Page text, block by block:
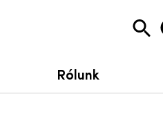
Rólunk